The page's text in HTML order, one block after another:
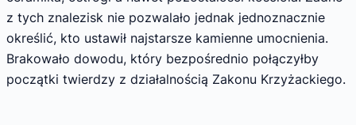
z tych znalezisk nie pozwalało jednak jednoznacznie
określić, kto ustawił najstarsze kamienne umocnienia.
Brakowało dowodu, który bezpośrednio połączyłby
początki twierdzy z działalnością Zakonu Krzyżackiego.